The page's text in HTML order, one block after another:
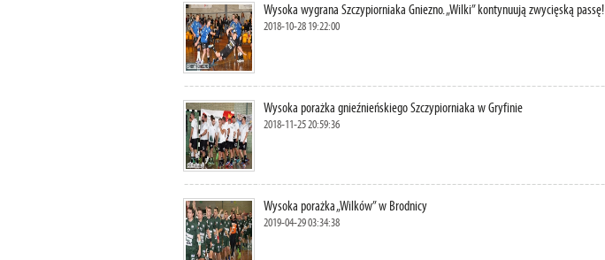
Wysoka wygrana Szczypiorniaka Gniezno. „Wilki” kontynuują zwycięską passę!
2018-10-28 19:22:00
Wysoka porażka gnieźnieńskiego Szczypiorniaka w Gryfinie
2018-11-25 20:59:36
Wysoka porażka „Wilków” w Brodnicy
2019-04-29 03:34:38